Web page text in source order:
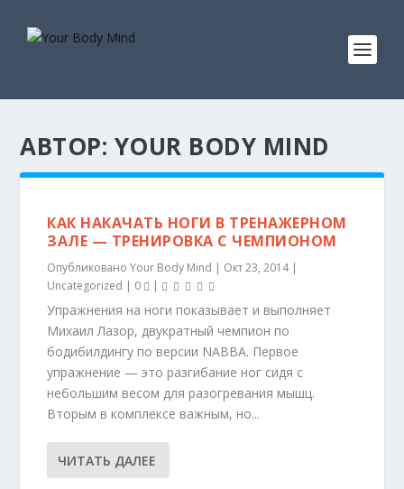
АВТОР: YOUR BODY MIND
КАК НАКАЧАТЬ НОГИ В ТРЕНАЖЕРНОМ
ЗАЛЕ — ТРЕНИРОВКА С ЧЕМПИОНОМ
ОпубликованоYour Body Mind | Окт 23, 2014|
Uncategorized | 0 |
Упражнения на ноги показывает и выполняет
Михаил Лазор, двукратный чемпион по
бодибилдингу по версии NABBA. Первое
упражнение — это разгибание ног сидя с
небольшим весом для разогревания мышц.
Вторым в комплексе важным, но...
ЧИТАТЬ ДАЛЕЕ